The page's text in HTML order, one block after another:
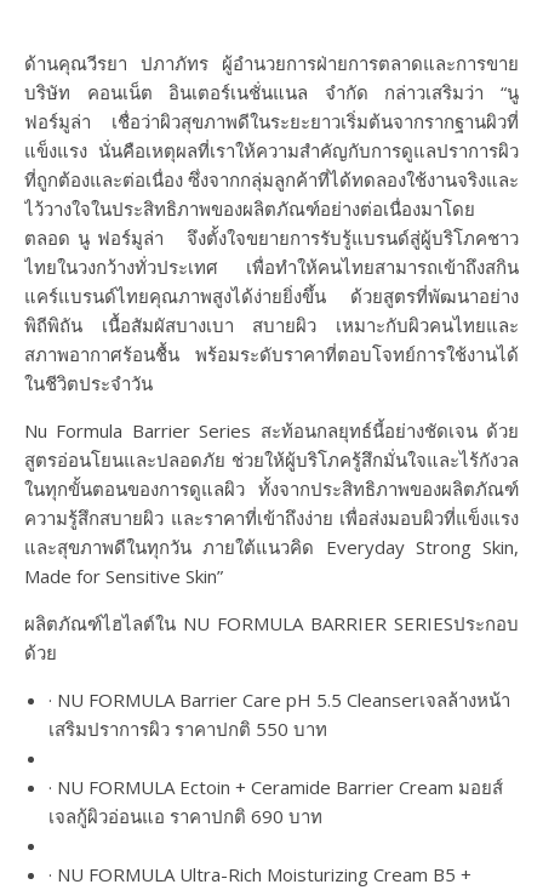
ด้านคุณวีรยา ปภาภัทร ผู้อำนวยการฝ่ายการตลาดและการขาย
บริษัท คอนเน็ต อินเตอร์เนชั่นแนล จำกัด กล่าวเสริมว่า “นู
ฟอร์มูล่า เชื่อว่าผิวสุขภาพดีในระยะยาวเริ่มต้นจากรากฐานผิวที่
แข็งแรง นั่นคือเหตุผลที่เราให้ความสำคัญกับการดูแลปราการผิว
ที่ถูกต้องและต่อเนื่อง ซึ่งจากกลุ่มลูกค้าที่ได้ทดลองใช้งานจริงและ
ไว้วางใจในประสิทธิภาพของผลิตภัณฑ์อย่างต่อเนื่องมาโดย
ตลอด นู ฟอร์มูล่า จึงตั้งใจขยายการรับรู้แบรนด์สู่ผู้บริโภคชาว
ไทยในวงกว้างทั่วประเทศ เพื่อทำให้คนไทยสามารถเข้าถึงสกิน
แคร์แบรนด์ไทยคุณภาพสูงได้ง่ายยิ่งขึ้น ด้วยสูตรที่พัฒนาอย่าง
พิถีพิถัน เนื้อสัมผัสบางเบา สบายผิว เหมาะกับผิวคนไทยและ
สภาพอากาศร้อนชื้น พร้อมระดับราคาที่ตอบโจทย์การใช้งานได้
ในชีวิตประจำวัน
Nu Formula Barrier Series สะท้อนกลยุทธ์นี้อย่างชัดเจน ด้วย
สูตรอ่อนโยนและปลอดภัย ช่วยให้ผู้บริโภครู้สึกมั่นใจและไร้กังวล
ในทุกขั้นตอนของการดูแลผิว ทั้งจากประสิทธิภาพของผลิตภัณฑ์
ความรู้สึกสบายผิว และราคาที่เข้าถึงง่าย เพื่อส่งมอบผิวที่แข็งแรง
และสุขภาพดีในทุกวัน ภายใต้แนวคิด Everyday Strong Skin,
Made for Sensitive Skin”
ผลิตภัณฑ์ไฮไลต์ใน NU FORMULA BARRIER SERIESประกอบ
ด้วย
· NU FORMULA Barrier Care pH 5.5 Cleanserเจลล้างหน้า
เสริมปราการผิว ราคาปกติ 550 บาท
· NU FORMULA Ectoin + Ceramide Barrier Cream มอยส์
เจลกู้ผิวอ่อนแอ ราคาปกติ 690 บาท
· NU FORMULA Ultra-Rich Moisturizing Cream B5 +